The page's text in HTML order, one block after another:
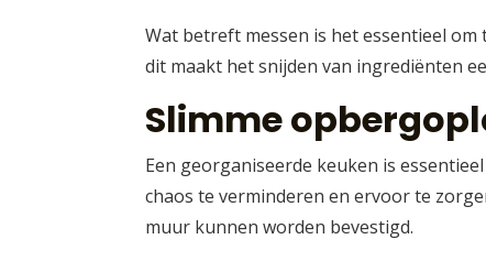
Wat betreft messen is het essentieel om
dit maakt het snijden van ingrediënten
Slimme
Een georganiseerde keuken is
chaos te verminderen en ervoor te
muur kunnen worden bevestigd.